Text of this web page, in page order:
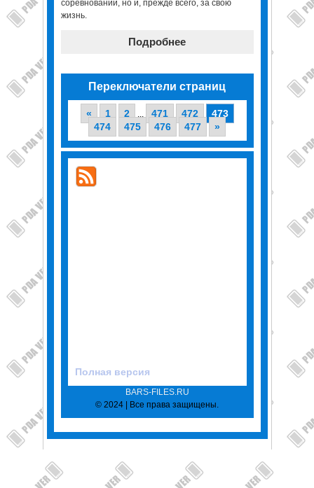
соревновании, но и, прежде всего, за свою
жизнь.
Подробнее
Переключатели страниц
« 1 2 ... 471 472
473
474
475 476 477 »
Полная версия
BARS-FILES.RU
© 2024 | Все права защищены.